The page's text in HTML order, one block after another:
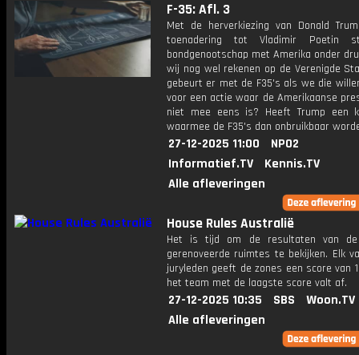
F-35: Afl. 3
Met de herverkiezing van Donald
toenadering tot Vladimir Poetin
bondgenootschap met Amerika onder
wij nog wel rekenen op de Verenigde
gebeurt er met de F35's als we die
voor een actie waar de Amerikaanse
niet mee eens is? Heeft Trump een
waarmee de F35's dan onbruikbaar
27-12-2025 11:00
NPO2
Informatief.TV
Kennis.TV
Alle afleveringen
House Rules Australië
Het is tijd om de resultaten van de
gerenoveerde ruimtes te bekijken. Elk
juryleden geeft de zones een score van
het team met de laagste score valt af.
27-12-2025 10:35 SBS
Woon.TV
Alle afleveringen